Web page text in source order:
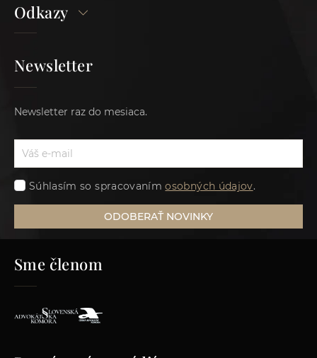
Odkazy
Newsletter
Newsletter raz do mesiaca.
Súhlasím so spracovanímosobných údajov.
ODOBERAŤ NOVINKY
Sme členom